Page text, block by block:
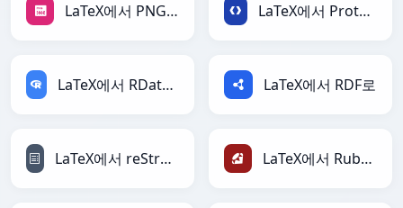
LaTeX에서 PNG로 LaTeX에서 Protobuf로
LaTeX에서 RDataFrame로 LaTeX에서 RDF로
LaTeX에서 reStructuredText로 LaTeX에서 Ruby로